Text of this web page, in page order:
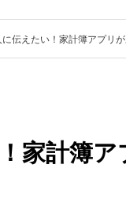
伝えたい！家計簿アプリ
家計簿